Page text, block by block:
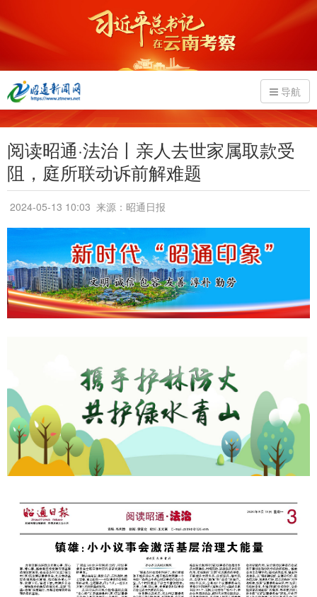
导航
阅读昭通·法治丨亲人去世家属取款受
阻，庭所联动诉前解难题
2024-05-13 10:03 来源：昭通日报